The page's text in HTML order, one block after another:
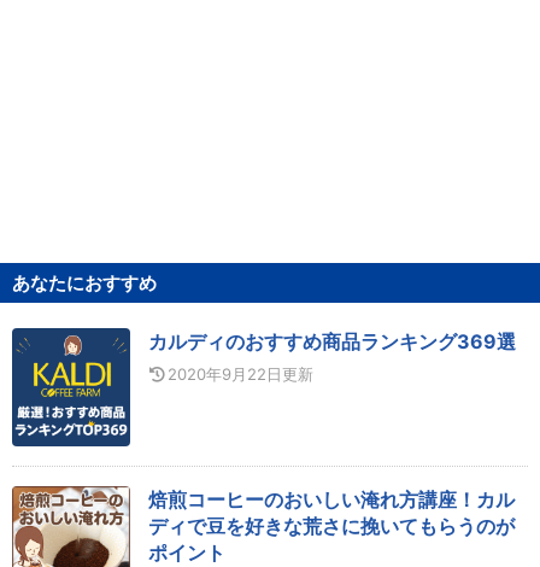
あなたにおすすめ
カルディのおすすめ商品ランキング369選
2020年9月22日更新
焙煎コーヒーのおいしい淹れ方講座！カル
ディで豆を好きな荒さに挽いてもらうのが
ポイント